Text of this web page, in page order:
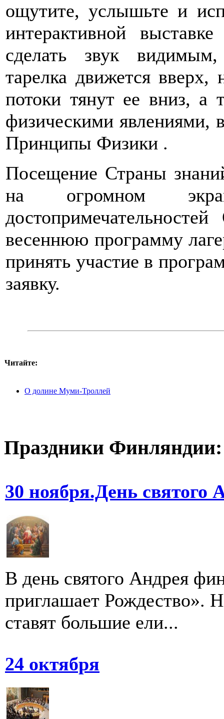
ощутите, услышьте и
интерактивной
сделать звук
тарелка движется
потоки тянут ее вниз, а
физическими явлениями,
Принципы Физики .
Посещение Страны
на огромном
весеннюю программу
принять участие в
заявку.
Читайте:
О долине Муми-Троллей
Праздники Финляндии:
30 ноября.День святого
В день святого Андрея
приглашает Рождество».
ставят большие ели...
24 октября